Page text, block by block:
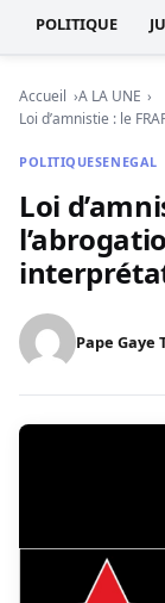
POLITIQUE
Accueil
A LA UNE
Loi d’amnistie : le
POLITIQUESENEGAL
Loi
Pape Gaye